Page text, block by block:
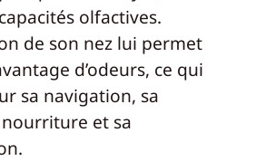
olfactives.
de son nez lui permet
d’odeurs, ce qui
sa navigation, sa
et sa